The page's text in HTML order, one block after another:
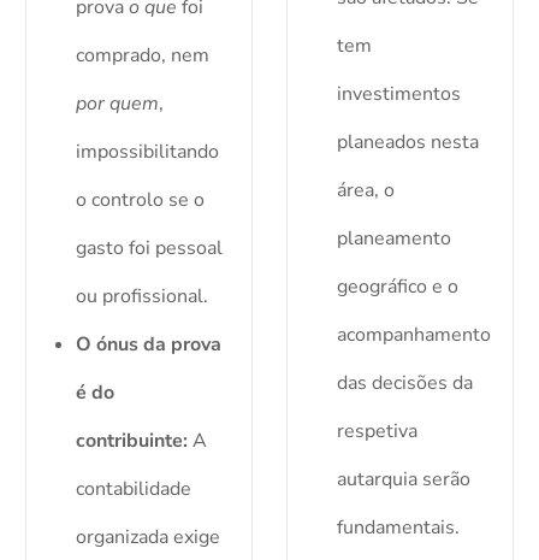
provao que foi
comprado, nem
por quem,
impossibilitando
o controlo se o
gasto foi pessoal
ou profissional.
O ónus da prova
é do
contribuinte: A
contabilidade
organizada exige
tem
investimentos
planeados nesta
área, o
planeamento
geográfico e o
acompanhamento
das decisões da
respetiva
autarquia serão
fundamentais.